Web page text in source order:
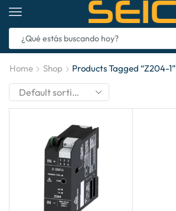
Home Shop Products Tagged “Z204-1”